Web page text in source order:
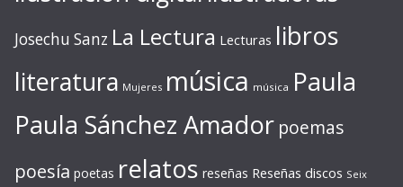
Josechu Sanz La Lectura Lecturas libros
literatura Mujeres música música Paula
Paula Sánchez Amador poemas
poesía poetas relatos reseñas Reseñas discos Seix